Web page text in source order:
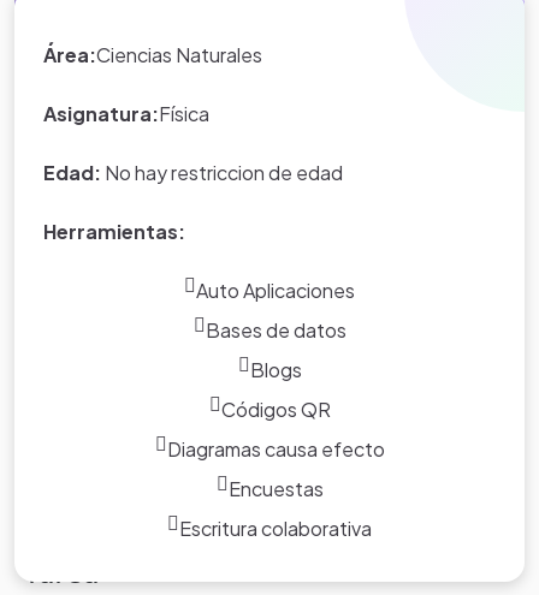
Isaac Newton
Área:Ciencias Naturales
Asignatura:Física
Edad: No hay restriccion de edad
Herramientas:
Auto Aplicaciones
Bases de datos
Blogs
Códigos QR
Diagramas causa efecto
Encuestas
Escritura colaborativa
Tarea